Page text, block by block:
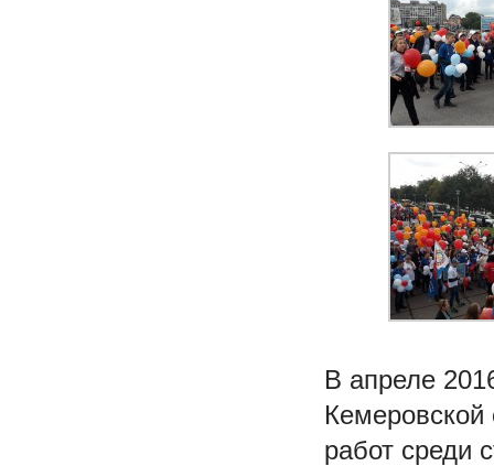
В апреле
Кемеровской
работ среди